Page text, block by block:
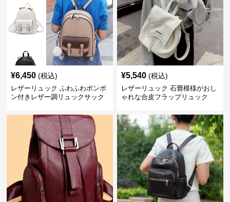
¥6,450 (税込)
レザーリュック ふわふわポンポ
ン付きレザー調リュックサック
¥5,540 (税込)
レザーリュック 石畳模様がおし
ゃれな合皮フラップリュック